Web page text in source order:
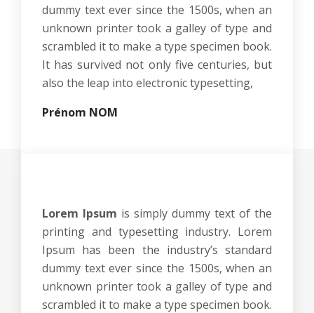
dummy text ever since the 1500s, when an
unknown printer took a galley of type and
scrambled it to make a type specimen book.
It has survived not only five centuries, but
also the leap into electronic typesetting,
Prénom NOM
Lorem Ipsum is simply dummy text of the
printing and typesetting industry. Lorem
Ipsum has been the industry’s standard
dummy text ever since the 1500s, when an
unknown printer took a galley of type and
scrambled it to make a type specimen book.